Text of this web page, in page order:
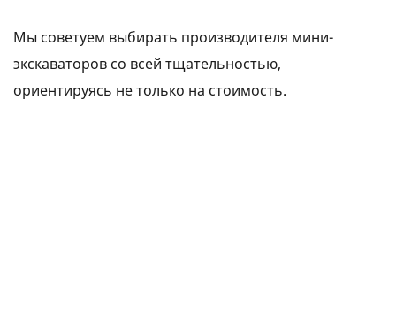
Мы советуем выбирать производителя мини-
экскаваторов со всей тщательностью,
ориентируясь не только на стоимость.